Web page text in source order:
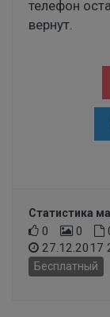
телефон
вернут.
Статистика
0 0
27.12.2017
Бесплатный